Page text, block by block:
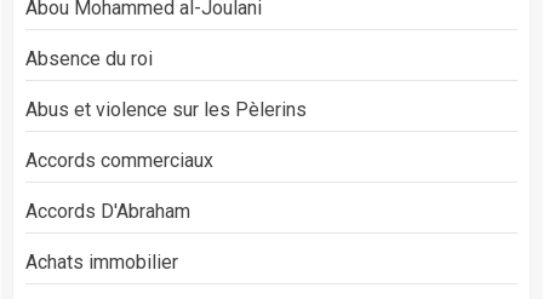
Abou Mohammed al-Joulani
Absence du roi
Abus et violence sur les Pèlerins
Accords commerciaux
Accords D'Abraham
Achats immobilier